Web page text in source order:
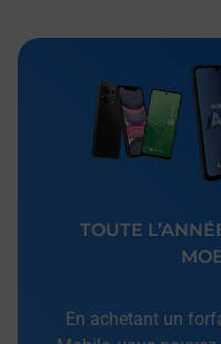
TOUTE
En achetant un